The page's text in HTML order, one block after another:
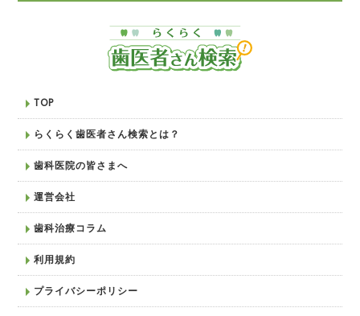
TOP
らくらく歯医者さん検索とは？
歯科医院の皆さまへ
運営会社
歯科治療コラム
利用規約
プライバシーポリシー